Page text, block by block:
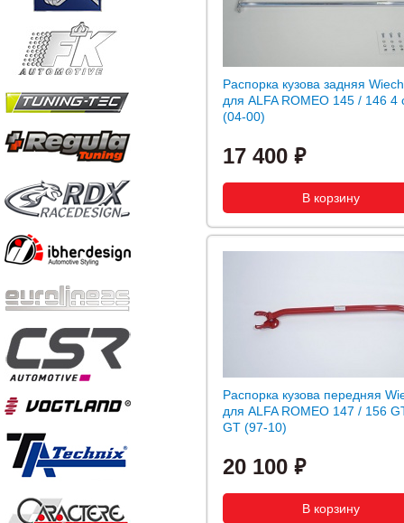
Распорка кузова задняя
для ALFA ROMEO 145 / 146 4
(04-00)
17 400
Распорка кузова передняя
для ALFA ROMEO 147 / 156
GT (97-10)
20 100